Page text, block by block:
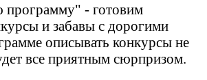
программу" - готовим
и забавы с дорогими
описывать конкурсы не
все приятным сюрпризом.